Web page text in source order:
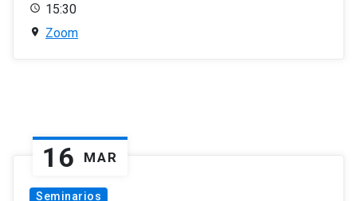
15:30
Zoom
16 MAR
Seminarios